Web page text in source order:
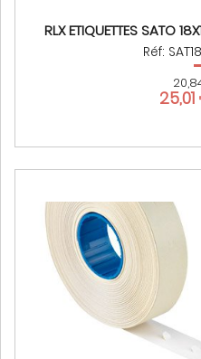
RLX ETIQUETTES SATO
Réf: